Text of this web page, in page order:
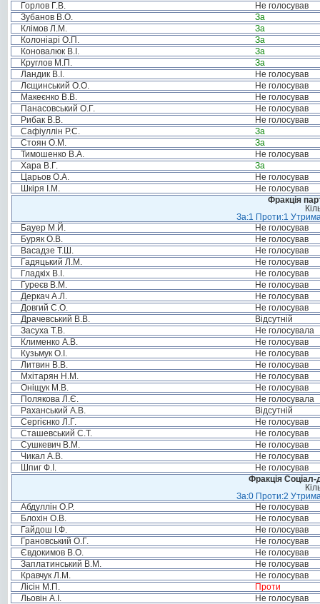
Горлов Г.В.
Не голосував
Зубанов В.О.
За
Клімов Л.М.
За
Колоніарі О.П.
За
Коновалюк В.І.
За
Круглов М.П.
За
Ландик В.І.
Не голосував
Лєщинський О.О.
Не голосував
Макеєнко В.В.
Не голосував
Панасовський О.Г.
Не голосував
Рибак В.В.
Не голосував
Сафіуллін Р.С.
За
Стоян О.М.
За
Тимошенко В.А.
Не голосував
Хара В.Г.
За
Царьов О.А.
Не голосував
Шкіря І.М.
Не голосував
Фракція
За:1 Проти:1
Бауер М.Й.
Не голосував
Буряк О.В.
Не голосував
Васадзе Т.Ш.
Не голосував
Гадяцький Л.М.
Не голосував
Гладкіх В.І.
Не голосував
Гуреєв В.М.
Не голосував
Деркач А.Л.
Не голосував
Довгий С.О.
Не голосував
Драчевський В.В.
Відсутній
Засуха Т.В.
Не голосувала
Клименко А.В.
Не голосував
Кузьмук О.І.
Не голосував
Литвин В.В.
Не голосував
Мхітарян Н.М.
Не голосував
Оніщук М.В.
Не голосував
Полякова Л.Є.
Не голосувала
Раханський А.В.
Відсутній
Сергієнко Л.Г.
Не голосував
Сташевський С.Т.
Не голосував
Сушкевич В.М.
Не голосував
Чикал А.В.
Не голосував
Шпиг Ф.І.
Не голосував
Фракція Соціал-
За:0 Проти:2
Абдуллін О.Р.
Не голосував
Блохін О.В.
Не голосував
Гайдош І.Ф.
Не голосував
Грановський О.Г.
Не голосував
Євдокимов В.О.
Не голосував
Заплатинський В.М.
Не голосував
Кравчук Л.М.
Не голосував
Лісін М.П.
Проти
Льовін А.І.
Не голосував